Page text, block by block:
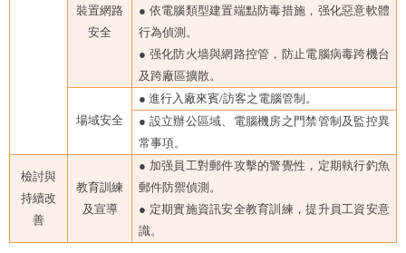
裝置網路
安全
● 依電腦類型建置端點防毒措施，强化惡意軟體
行為偵測。
● 强化防火墙與網路控管，防止電腦病毒跨機台
及跨廠區擴散。
場域安全
● 進行入廠來賓/訪客之電腦管制。
● 設立辦公區域、電腦機房之門禁管制及監控異
常事項。
檢討與
持續改
善
教育訓練
及宣導
● 加强員工對郵件攻擊的警覺性，定期執行釣魚
郵件防禦偵測。
● 定期實施資訊安全教育訓練，提升員工資安意
識。